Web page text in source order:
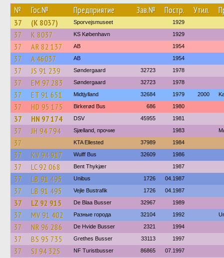
№ Гос.№ Предприятие Зав.№ Постр. Утил.
37 (K 8037) Sporvejsmuseet 1929
37 K 8037 KS København 1929
37 AR 82 137 AB 1954
37 A 46037 AB 1954
37 JS 91 239 Søndergaard 32723 1978
37 EM 97 283 Søndergaard 32723 1978
37 ET 91 651 Midtjylland 32684 1979 2000
37 HD 95 175 Birkerød Bus 686 1980
37 HN 97 174 DSV 45955 1981
37 JH 94 794 Sjælland, прочие 1983
37 KTA Ellested 37989 1984
37 KV 94 917 Wulff Bus 32609 1986
37 LC 92 068 Bent Thykjær 1987
37 LB 91 495 Unibus 1726 04.1987
37 LB 91 495 Vejle Bustrafik 1726 04.1987
37 LZ 92 915 De Blaa Busser 32967 1989
37 MV 91 402 Разные города 32104 1992
37 NR 96 286 De Hvide Busser 2321 1994
37 BS 95 735 Grethes Busser 33113 1997
37 SJ 94 325 NF Turistbusser 86865 07.1997